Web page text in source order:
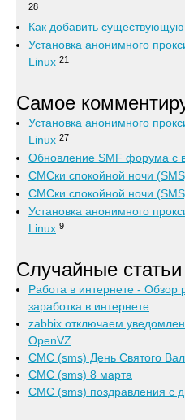
28
Как добавить
Установка анонимного
Linux 21
Самое
Установка анонимного
Linux 27
Обновление SMF форума с
СМСки спокойной ночи
СМСки спокойной ночи
Установка анонимного
Linux 9
Случайные статьи
Работа в интернете - Обзор
заработка в интернете
zabbix отключаем
OpenVZ
СМС (sms) День Святого
СМС (sms) 8 марта
СМС (sms) поздравления с